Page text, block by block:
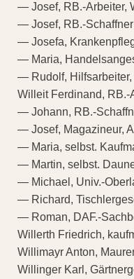
— Josef, RB.-Arbeiter,
— Josef, RB.-
— Josefa,
— Maria,
— Rudolf,
Willeit Ferdinand, RB.-
— Johann, RB.-
— Josef, Magazineur,
— Maria, selbst.
— Martin, selbst.
— Michael, Univ.-
— Richard,
— Roman, DAF.-
Willerth Friedrich,
Willimayr Anton,
Willinger Karl,